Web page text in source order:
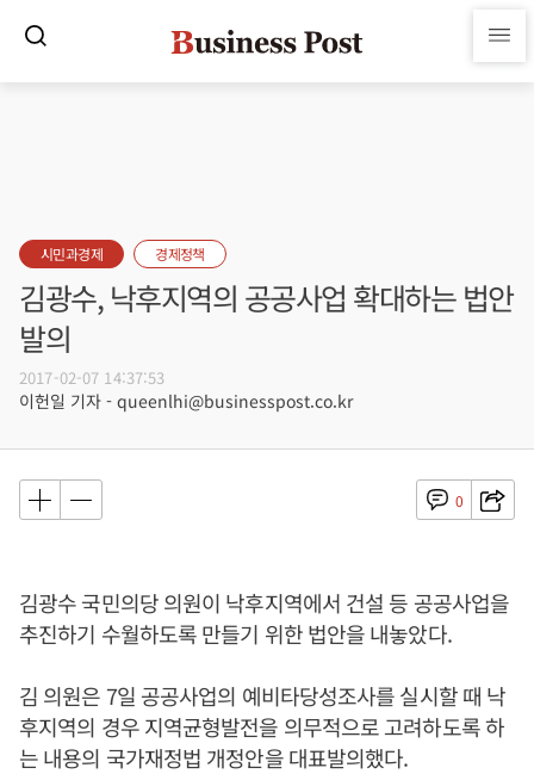
시민과경제 경제정책
김광수, 낙후지역의 공공사업 확대하는 법안
발의
2017-02-07 14:37:53
이헌일 기자 - queenlhi@businesspost.co.kr
0
김광수 국민의당 의원이 낙후지역에서 건설 등 공공사업을
추진하기 수월하도록 만들기 위한 법안을 내놓았다.
김 의원은 7일 공공사업의 예비타당성조사를 실시할 때 낙
후지역의 경우 지역균형발전을 의무적으로 고려하도록 하
는 내용의 국가재정법 개정안을 대표발의했다.